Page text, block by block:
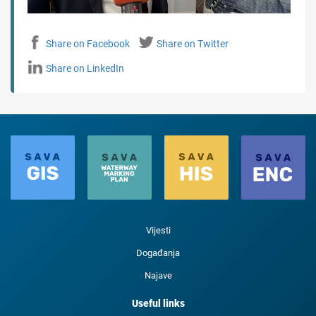
Share on Facebook Share on Twitter
Share on LinkedIn
Vijesti
Događanja
Najave
Useful links